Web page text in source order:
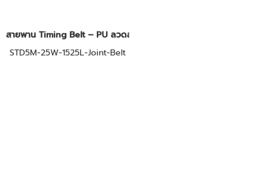
สายพาน Timing Belt – PU ลวดสลิง STD5M
STD5M-25W-1525L-Joint-Belt